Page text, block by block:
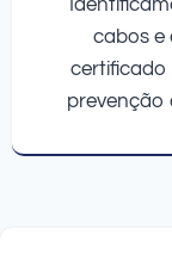
cabos e
certificado
prevenção